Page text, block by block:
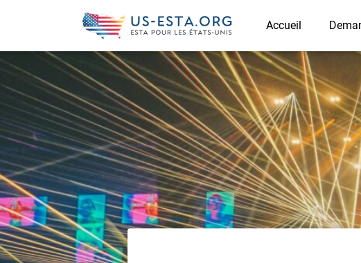
Accueil